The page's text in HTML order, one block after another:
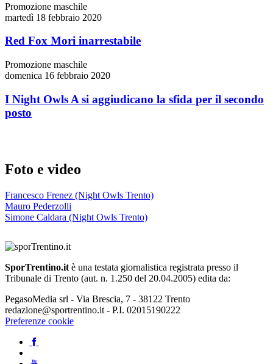
Promozione maschile
martedì 18 febbraio 2020
Red Fox Mori inarrestabile
Promozione maschile
domenica 16 febbraio 2020
I Night Owls A si aggiudicano la sfida per il secondo
posto
Foto e video
Francesco Frenez (Night Owls Trento)
Mauro Pederzolli
Simone Caldara (Night Owls Trento)
SporTrentino.it è una testata giornalistica registrata presso il
Tribunale di Trento (aut. n. 1.250 del 20.04.2005) edita da:
PegasoMedia srl - Via Brescia, 7 - 38122 Trento
redazione@sportrentino.it - P.I. 02015190222
Preferenze cookie